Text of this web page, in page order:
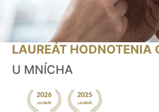
LAUREÁT HODNOTENIA
U MNÍCHA